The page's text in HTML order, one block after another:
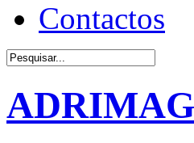
Contactos
ADRIMAG